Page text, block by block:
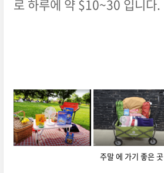
로 하루에 약 $10~30 입니다.
주말 에 가기 좋은 곳